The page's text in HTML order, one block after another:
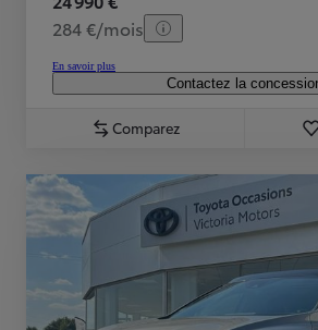
284 €/mois
En savoir plus
Contactez la
Comparez